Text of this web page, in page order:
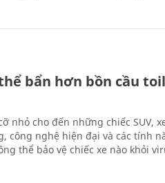
bẩn hơn bồn cầu
nhỏ cho đến những chiếc SUV,
công nghệ hiện đại và các tính
thể bảo vệ chiếc xe nào khỏi